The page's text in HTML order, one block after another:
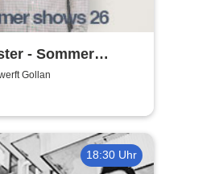
- Sommer
Gollan
18:30 Uhr